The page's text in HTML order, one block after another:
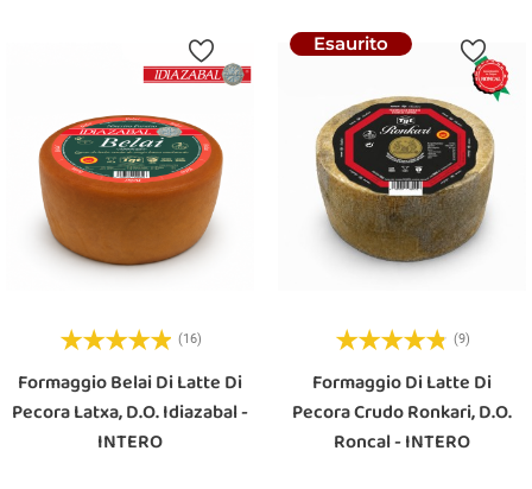
(16)
Formaggio Belai Di Latte Di
Pecora Latxa, D.O. Idiazabal -
INTERO
Esaurito
(9)
Formaggio Di Latte Di
Pecora Crudo Ronkari, D.O.
Roncal - INTERO